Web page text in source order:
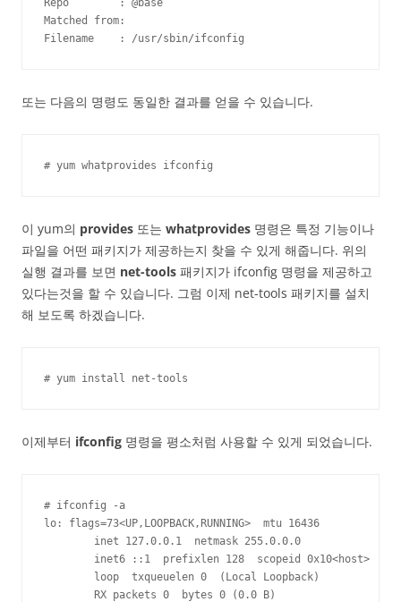
Matched from:
Filename    : /usr/sbin/ifconfig
또는 다음의 명령도 동일한 결과를 얻을 수 있습니다.
# yum whatprovides ifconfig
이 yum의 provides 또는 whatprovides 명령은 특정 기능이나
파일을 어떤 패키지가 제공하는지 찾을 수 있게 해줍니다. 위의
실행 결과를 보면 net-tools 패키지가 ifconfig 명령을 제공하고
있다는것을 할 수 있습니다. 그럼 이제 net-tools 패키지를 설치
해 보도록 하겠습니다.
# yum install net-tools
이제부터 ifconfig 명령을 평소처럼 사용할 수 있게 되었습니다.
# ifconfig -a
lo: flags=73<UP,LOOPBACK,RUNNING>  mtu 16436
        inet 127.0.0.1  netmask 255.0.0.0
        inet6 ::1  prefixlen 128  scopeid 0x10<host>
        loop  txqueuelen 0  (Local Loopback)
        RX packets 0  bytes 0 (0.0 B)